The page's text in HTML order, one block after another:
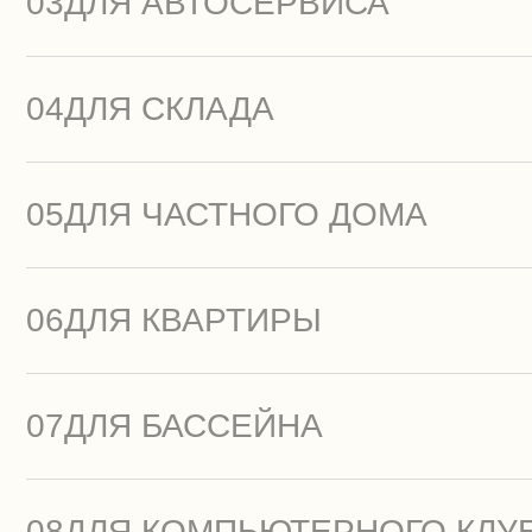
04ДЛЯ СКЛАДА
05ДЛЯ ЧАСТНОГО ДОМА
06ДЛЯ КВАРТИРЫ
07ДЛЯ БАССЕЙНА